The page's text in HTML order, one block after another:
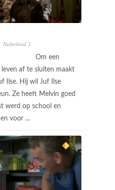
Nederland 3
Om een
af te sluiten maakt
Ilse. Hij wil Juf Ilse
Ze heeft Melvin goed
werd op school en
voor ...